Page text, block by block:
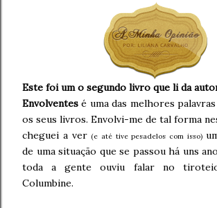
Este foi um o segundo livro que li da
Envolventesé uma das melhores
os seus livros. Envolvi-me de tal forma
cheguei a ver(e até tive pesadelos com isso)
de uma situação que se passou há uns
toda a gente ouviu falar no
Columbine.